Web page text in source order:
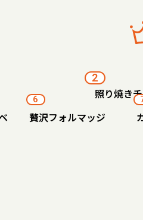
2
照り焼き
6
贅沢フォルマッジ